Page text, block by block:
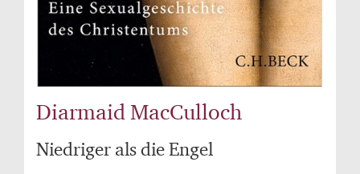
Diarmaid MacCulloch
Niedriger als die Engel